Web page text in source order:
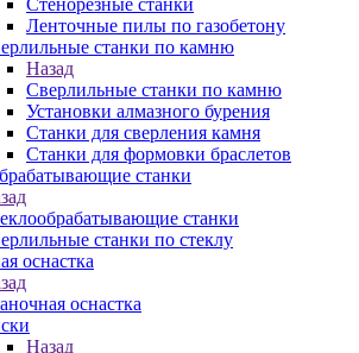
Стенорезные станки
Ленточные пилы по газобетону
станки по камню
Назад
Сверлильные станки по камню
Установки алмазного бурения
Станки для сверления камня
Станки для формовки браслетов
станки
станки
станки по стеклу
оснастка
оснастка
Назад